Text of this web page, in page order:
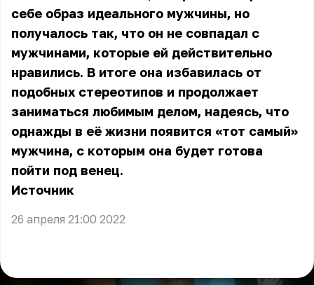
себе образ идеального мужчины, но
получалось так, что он не совпадал с
мужчинами, которые ей действительно
нравились. В итоге она избавилась от
подобных стереотипов и продолжает
заниматься любимым делом, надеясь, что
однажды в её жизни появится «тот самый»
мужчина, с которым она будет готова
пойти под венец.
Источник
26 апреля 21:00 2022